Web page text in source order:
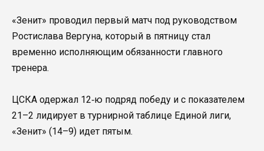
«Зенит» проводил первый матч под руководством
Ростислава Вергуна, который в пятницу стал
временно исполняющим обязанности главного
тренера.
ЦСКА одержал 12‑ю подряд победу и с показателем
21–2 лидирует в турнирной таблице Единой лиги,
«Зенит» (14–9) идет пятым.